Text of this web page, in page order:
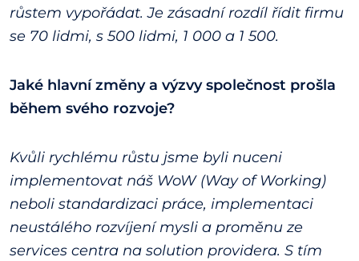
růstem vypořádat. Je zásadní rozdíl řídit firmu
se 70 lidmi, s 500 lidmi, 1 000 a 1 500.
Jaké hlavní změny a výzvy společnost prošla
během svého rozvoje?
Kvůli rychlému růstu jsme byli nuceni
implementovat náš WoW (Way of Working)
neboli standardizaci práce, implementaci
neustálého rozvíjení mysli a proměnu ze
services centra na solution providera. S tím